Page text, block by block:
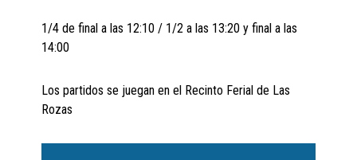
1/4 de final a las 12:10 / 1/2 a las 13:20 y final a las
14:00
Los partidos se juegan en el Recinto Ferial de Las
Rozas